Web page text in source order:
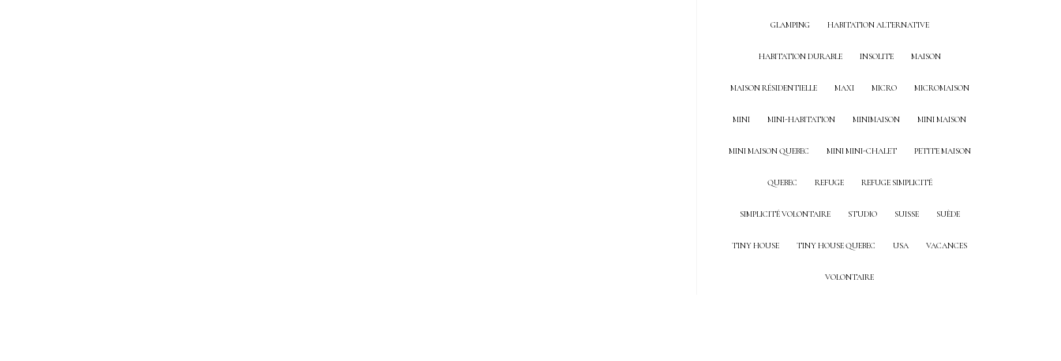
GLAMPING HABITATION ALTERNATIVE
HABITATION DURABLE INSOLITE MAISON
MAISON RÉSIDENTIELLE MAXI MICRO MICROMAISON
MINI MINI-HABITATION MINIMAISON MINI MAISON
MINI MAISON QUEBEC MINI MINI-CHALET PETITE MAISON
QUEBEC REFUGE REFUGE SIMPLICITÉ
SIMPLICITÉ VOLONTAIRE STUDIO SUISSE SUÈDE
TINY HOUSE TINY HOUSE QUEBEC USA VACANCES
VOLONTAIRE